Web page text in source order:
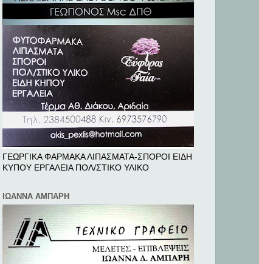
ΓΕΩΡΓΙΚΑ ΦΑΡΜΑΚΑ ΛΙΠΑΣΜΑΤΑ-ΣΠΟΡΟΙ ΕΙΔΗ
ΚΥΠΟΥ ΕΡΓΑΛΕΙΑ ΠΟΛ/ΣΤΙΚΟ ΥΛΙΚΟ
ΙΩΑΝΝΑ ΑΜΠΑΡΗ